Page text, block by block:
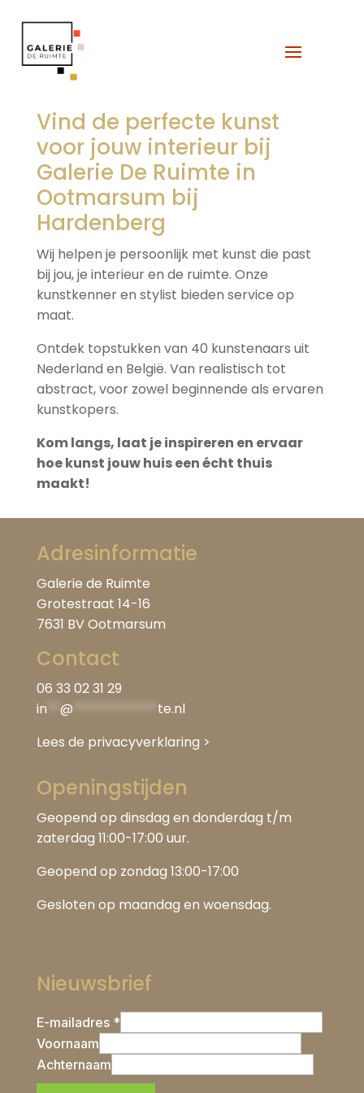
Vind de perfecte kunst
voor jouw interieur bij
Galerie De Ruimte in
Ootmarsum bij
Hardenberg
Wij helpen je persoonlijk met kunst die past
bij jou, je interieur en de ruimte. Onze
kunstkenner en stylist bieden service op
maat.
Ontdek topstukken van 40 kunstenaars uit
Nederland en België. Van realistisch tot
abstract, voor zowel beginnende als ervaren
kunstkopers.
Kom langs, laat je inspireren en ervaar
hoe kunst jouw huis een écht thuis
maakt!
Adresinformatie
Galerie de Ruimte
Grotestraat 14-16
7631 BV Ootmarsum
Contact
06 33 02 31 29
in** @
te.nl
Lees de privacyverklaring >
Openingstijden
Geopend op dinsdag en donderdag t/m
zaterdag 11:00-17:00 uur.
Geopend op zondag 13:00-17:00
Gesloten op maandag en woensdag.
Nieuwsbrief
E-mailadres *
Voornaam
Achternaam